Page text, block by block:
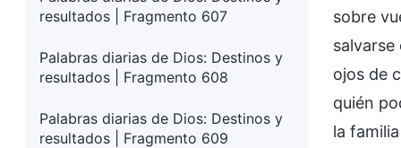
resultados | Fragmento 607
Palabras diarias de Dios: Destinos y
resultados | Fragmento 608
Palabras diarias de Dios: Destinos y
resultados | Fragmento 609
sobre
salvarse
ojos de
quién
la